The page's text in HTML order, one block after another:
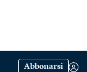
Abbonarsi